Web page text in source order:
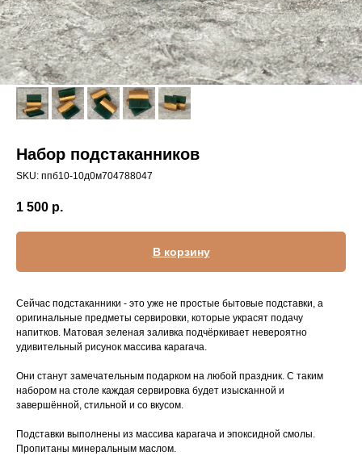
Набор подстаканников
SKU: ппб10-10д0м704788047
1 500 р.
В корзину
Сейчас подстаканники - это уже не простые бытовые подставки, а
оригинальные предметы сервировки, которые украсят подачу
напитков. Матовая зеленая заливка подчёркивает невероятно
удивительный рисунок массива карагача.
Они станут замечательным подарком на любой праздник. С таким
набором на столе каждая сервировка будет изысканной и
завершённой, стильной и со вкусом.
Подставки выполнены из массива карагача и эпоксидной смолы.
Пропитаны минеральным маслом.